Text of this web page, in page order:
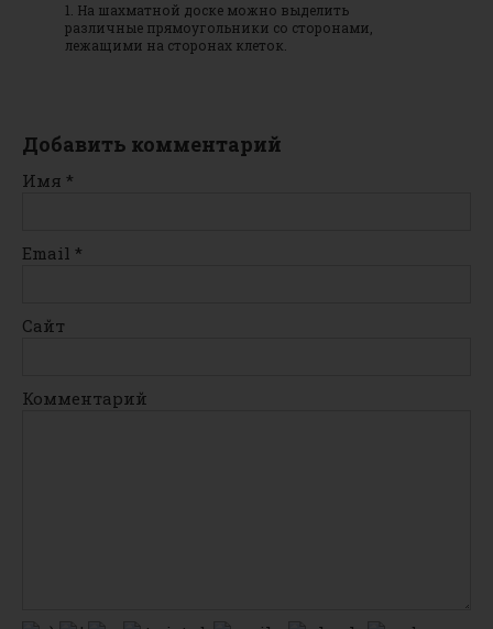
1. На шахматной доске можно выделить
различные прямоугольники со сторонами,
лежащими на сторонах клеток.
Добавить комментарий
Имя *
Email *
Сайт
Комментарий